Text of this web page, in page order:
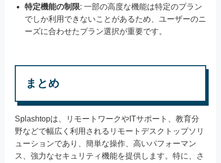
特定機能の制限: 一部の高度な機能は特定のプラン
でしか利用できないことがあるため、ユーザーのニ
ーズに合わせたプラン選択が重要です。
まとめ
Splashtopは、リモートワークやITサポート、教育分
野などで幅広く利用されるリモートデスクトップソリ
ューションであり、簡単な操作、高いパフォーマン
ス、強力なセキュリティ機能を提供します。特に、さ